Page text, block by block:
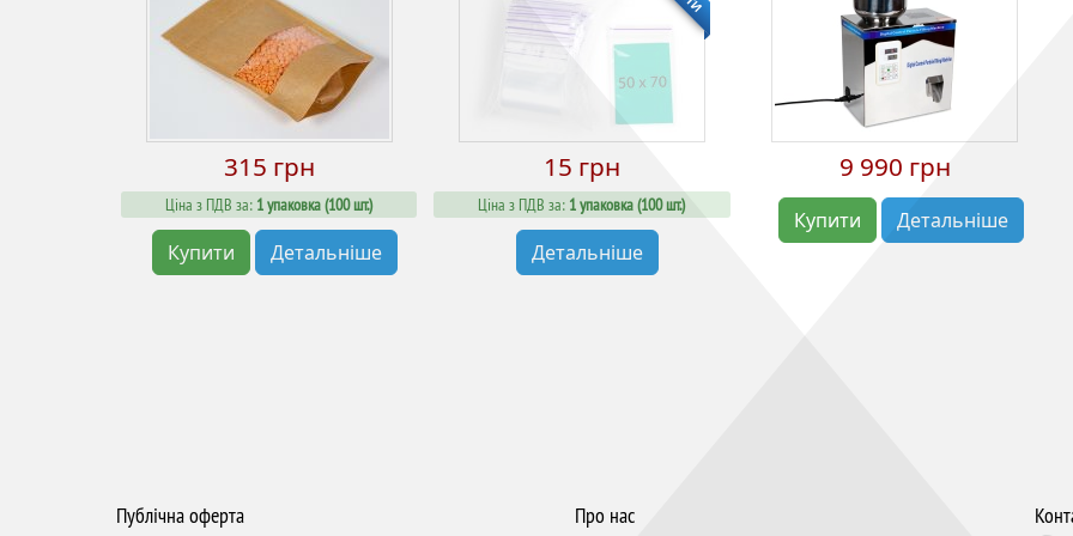
315 грн
Ціна з ПДВ за: 1 упаковка (100 шт.)
Купити Детальніше
15 грн
Ціна з ПДВ за: 1 упаковка (100 шт.)
Детальніше
9 990 грн
Купити Детальніше
Публічна оферта
Про нас